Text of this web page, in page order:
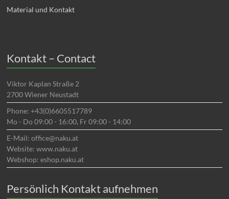
Material und Kontakt
Kontakt – Contact
Viktor Kaplan Straße 2
2700 Wiener Neustadt
Phone: +43(0)6605517789
Mo - Do 09:00 - 16:00, Fr 09:00 - 14:00
E-Mail: office@naku.at
Website: www.naku.at
Webshop: eshop.naku.at
Persönlich Kontakt aufnehmen